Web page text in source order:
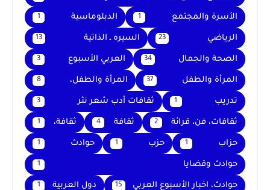
الأسرة والمجتمع 1 الدبلوماسية 1
الرياضي 23 السيره ـ الذاتية 13
الصحة والجمال 34 العربي الأسبوع 3
المرأة والطفل 37 المرأة والطفل، 8
تدريب 1 ثقافات أدب شعر نثر 3
ثقافات، فن، قرائة 2 ثقافة 4 ثقافة، 1
حزاب 1 حزب 1 حوادث 1
حوادث وقضايا 1
حوادث، اخبار الأسبوع العربي 15 دول العربية 1